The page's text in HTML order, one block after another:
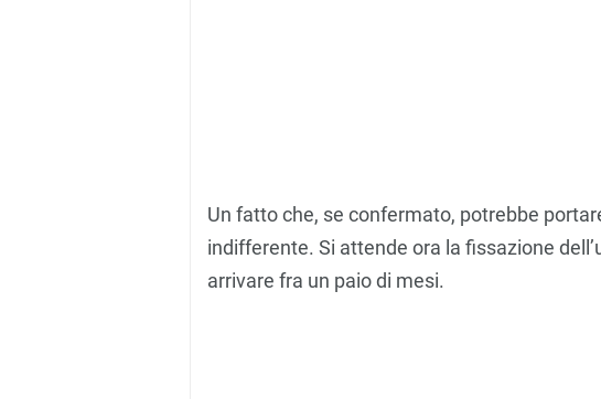
Un fatto che, se confermato, potrebbe
indifferente. Si attende ora la fissazione
arrivare fra un paio di mesi.